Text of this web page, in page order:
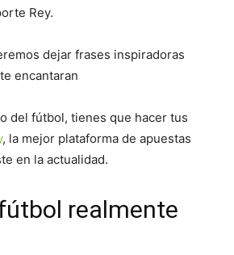
Rey.
dejar frases inspiradoras
encantaran
del fútbol, tienes que hacer tus
, la mejor plataforma de apuestas
en la actualidad.
realmente